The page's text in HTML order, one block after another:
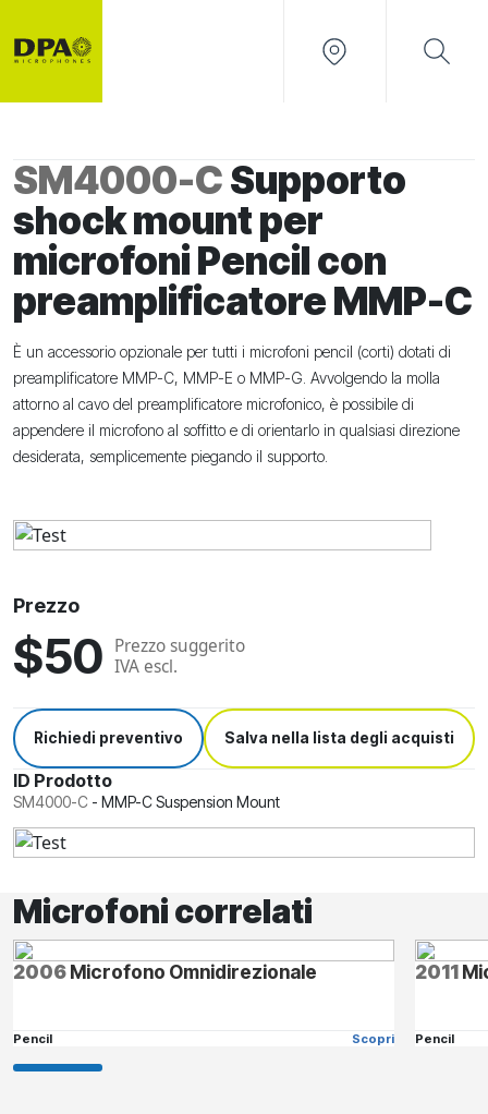
SM4000-CSupporto
shock mount per
microfoni Pencil con
preamplificatore MMP-C
È un accessorio opzionale per tutti i microfoni pencil (corti) dotati di
preamplificatore MMP-C, MMP-E o MMP-G. Avvolgendo la molla
attorno al cavo del preamplificatore microfonico, è possibile di
appendere il microfono al soffitto e di orientarlo in qualsiasi direzione
desiderata, semplicemente piegando il supporto.
Prezzo
$50 Prezzo suggerito
IVA escl.
Richiedi preventivo Salva nella lista degli acquisti
ID Prodotto
SM4000-C - MMP-C Suspension Mount
Microfoni correlati
2006Microfono Omnidirezionale
Pencil Scopri
2011
Pencil